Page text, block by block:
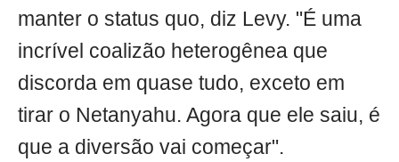
manter o status quo, diz Levy. "É uma
incrível coalizão heterogênea que
discorda em quase tudo, exceto em
tirar o Netanyahu. Agora que ele saiu, é
que a diversão vai começar".